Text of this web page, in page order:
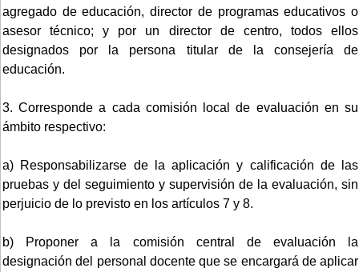
agregado de educación, director de programas educativos o
asesor técnico; y por un director de centro, todos ellos
designados por la persona titular de la consejería de
educación.
3. Corresponde a cada comisión local de evaluación en su
ámbito respectivo:
a) Responsabilizarse de la aplicación y calificación de las
pruebas y del seguimiento y supervisión de la evaluación, sin
perjuicio de lo previsto en los artículos 7 y 8.
b) Proponer a la comisión central de evaluación la
designación del personal docente que se encargará de aplicar